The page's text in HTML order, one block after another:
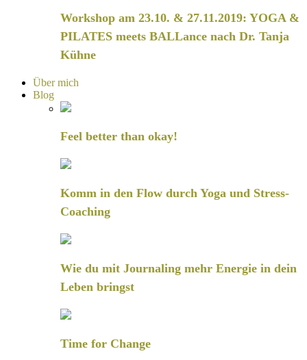
Workshop am 23.10. & 27.11.2019: YOGA &
PILATES meets BALLance nach Dr. Tanja
Kühne
Über mich
Blog
Feel better than okay!
Komm in den Flow durch Yoga und Stress-
Coaching
Wie du mit Journaling mehr Energie in dein
Leben bringst
Time for Change